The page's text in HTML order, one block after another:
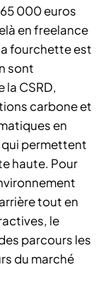
000 euros
en freelance
fourchette est
sont
CSRD,
carbone et
en
qui permettent
haute. Pour
tout en
le
parcours les
du marché